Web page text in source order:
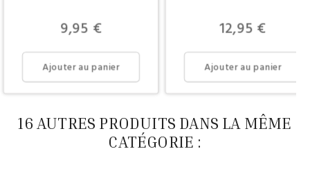
Prix
9,95 €
Ajouter au panier
Prix
12,95 €
Ajouter au panier
16 AUTRES PRODUITS DANS LA MÊME
CATÉGORIE :